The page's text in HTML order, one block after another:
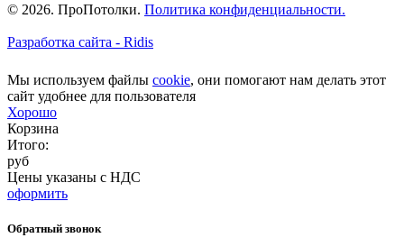
© 2026. ПроПотолки. Политика конфиденциальности.
Разработка сайта - Ridis
Мы используем файлы cookie, они помогают нам делать этот
сайт удобнее для пользователя
Хорошо
Корзина
Итого:
руб
Цены указаны с НДС
оформить
Обратный звонок